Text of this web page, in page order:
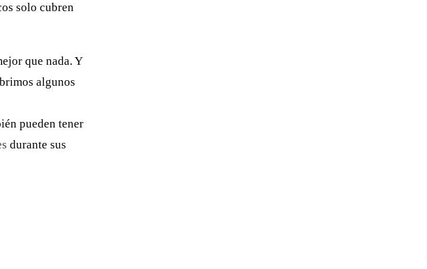
solo cubren
que nada. Y
algunos
pueden tener
durante sus